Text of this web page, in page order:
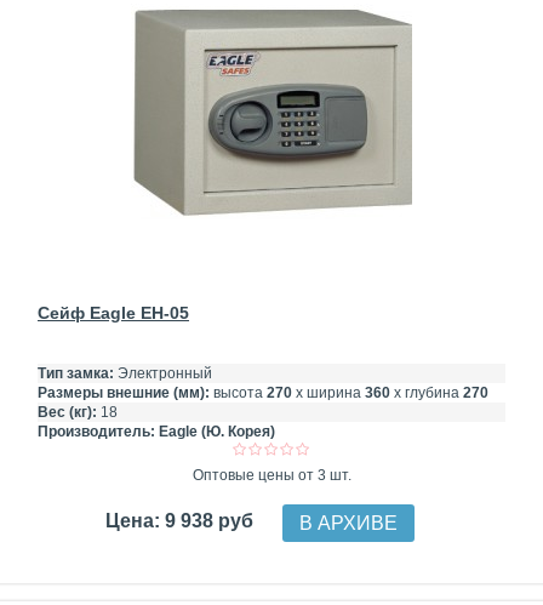
Сейф Eagle EH-05
Тип замка: Электронный
Размеры внешние (мм): высота 270 х ширина 360 х глубина 270
Вес (кг): 18
Производитель: Eagle (Ю. Корея)
Оптовые цены от 3 шт.
Цена: 9 938 руб В АРХИВЕ